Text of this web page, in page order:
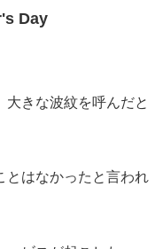
Day
大きな波紋を呼んだと
とはなかったと言われ